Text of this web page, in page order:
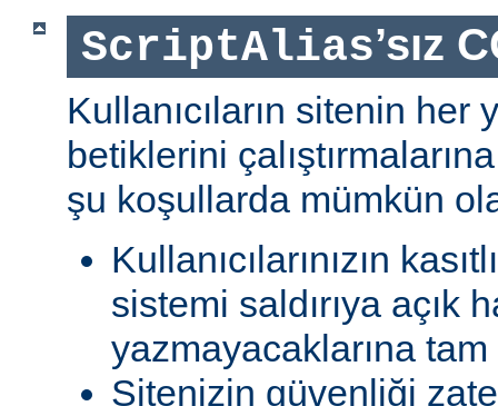
ScriptAlias’sız
Kullanıcıların sitenin her
betiklerini
şu koşullarda mümkün
Kullanıcılarınızın
sistemi saldırıya açık
yazmayacaklarına
Sitenizin güvenliği